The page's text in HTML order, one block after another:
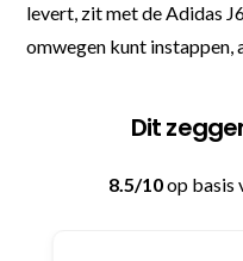
levert, zit met de Adidas
omwegen kunt instappen,
Dit
8.5/10op basis